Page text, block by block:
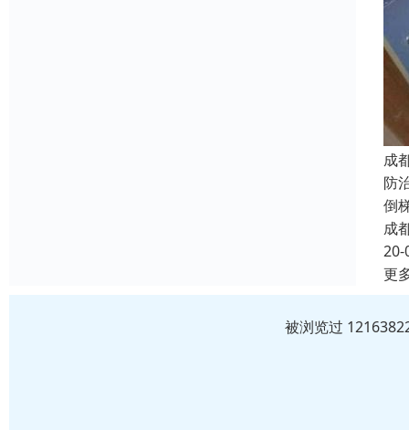
成
防
倒
成
20-
更
被浏览过